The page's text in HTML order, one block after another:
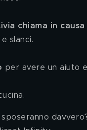
chiama in
slanci.
per avere un aiuto